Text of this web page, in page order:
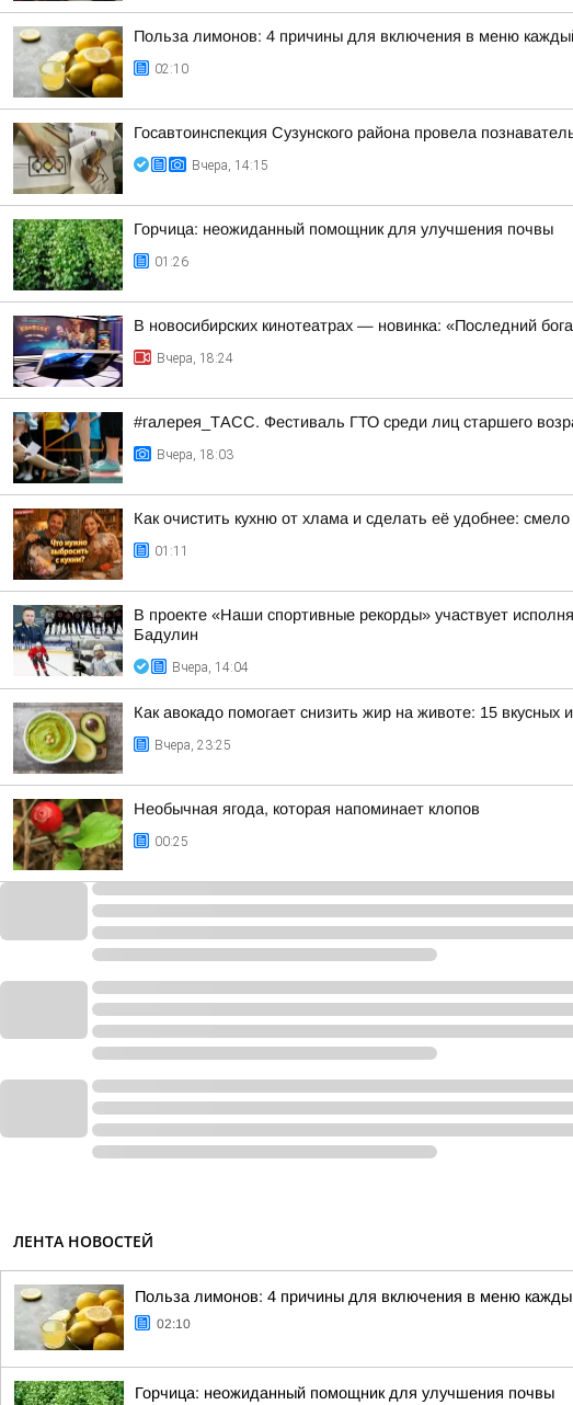
Польза лимонов: 4 причины для включения в меню
02:10
Госавтоинспекция Сузунского района провела
Вчера, 14:15
Горчица: неожиданный помощник для улучшения почвы
01:26
В новосибирских кинотеатрах — новинка: «Последний
Вчера, 18:24
#галерея_ТАСС. Фестиваль ГТО среди лиц старшего
Вчера, 18:03
Как очистить кухню от хлама и сделать её удобнее:
01:11
В проекте «Наши спортивные рекорды» участвует
Бадулин
Вчера, 14:04
Как авокадо помогает снизить жир на животе: 15 вкусных
Вчера, 23:25
Необычная ягода, которая напоминает клопов
00:25
ЛЕНТА НОВОСТЕЙ
Польза лимонов: 4 причины для включения в меню
02:10
Горчица: неожиданный помощник для улучшения почвы